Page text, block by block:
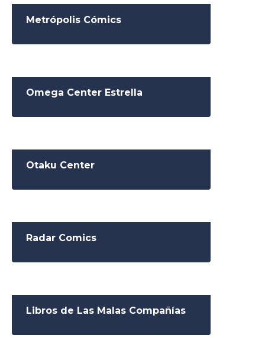
Metrópolis Cómics
Omega Center Estrella
Otaku Center
Radar Comics
Libros de Las Malas Compañías